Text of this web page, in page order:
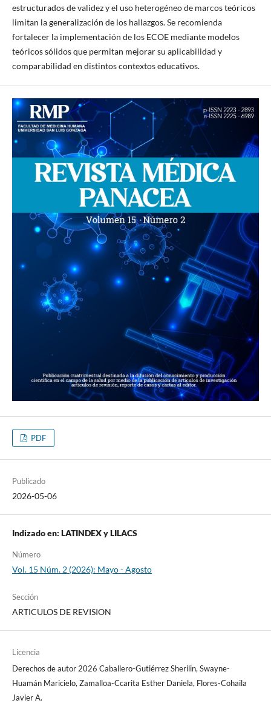
estructurados de validez y el uso heterogéneo de marcos teóricos
limitan la generalización de los hallazgos. Se recomienda
fortalecer la implementación de los ECOE mediante modelos
teóricos sólidos que permitan mejorar su aplicabilidad y
comparabilidad en distintos contextos educativos.
PDF
Publicado
2026-05-06
Número
Vol. 15 Núm. 2 (2026): Mayo - Agosto
Sección
ARTICULOS DE REVISION
Licencia
Derechos de autor 2026 Caballero-Gutiérrez Sherilin, Swayne-
Huamán Maricielo, Zamalloa-Ccarita Esther Daniela, Flores-Cohaila
Javier A.